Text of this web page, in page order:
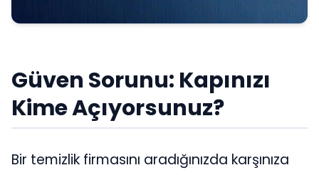
Güven Sorunu: Kapınızı
Kime Açıyorsunuz?
Bir temizlik firmasını aradığınızda karşınıza